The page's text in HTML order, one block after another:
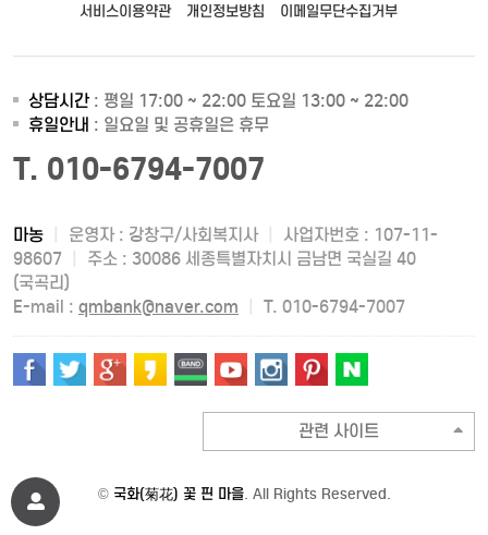
서비스이용약관 개인정보방침 이메일무단수집거부
상담시간: 평일 17:00 ~ 22:00 토요일 13:00 ~ 22:00
휴일안내 : 일요일 및 공휴일은 휴무
T. 010-6794-7007
마농 운영자 : 강창구/사회복지사
사업자번호 : 107-11-
98607
주소 : 30086 세종특별자치시 금남면 국실길 40
(국곡리)
E-mail : qmbank@naver.com T. 010-6794-7007
관련 사이트
© 국화(菊花) 꽃 핀 마을. All Rights Reserved.